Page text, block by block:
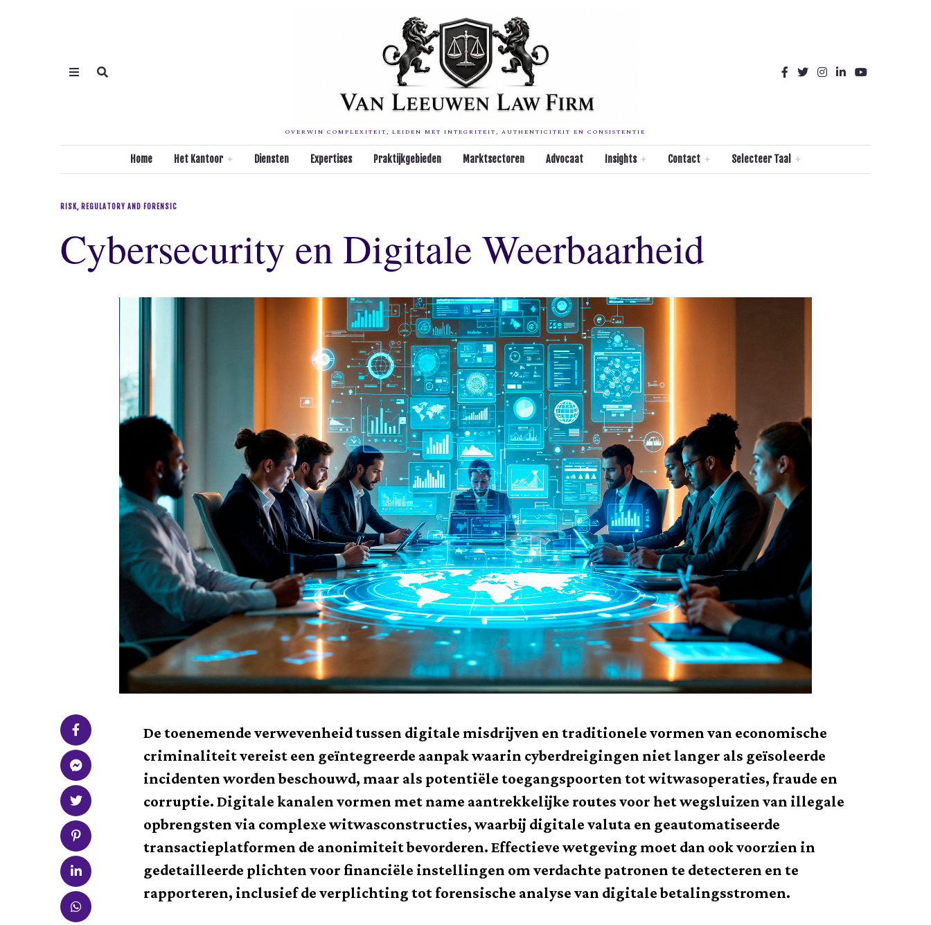
OVERWIN COMPLEXITEIT, LEIDEN MET INTEGRITEIT, AUTHENTICITEIT EN CONSISTENTIE
Home Het Kantoor Diensten Expertises Praktijkgebieden Marktsectoren Advocaat Insights Contact Selecteer Taal
RISK, REGULATORY AND FORENSIC
Cybersecurity en Digitale Weerbaarheid
De toenemende verwevenheid tussen digitale misdrijven en traditionele vormen van economische
criminaliteit vereist een geïntegreerde aanpak waarin cyberdreigingen niet langer als geïsoleerde
incidenten worden beschouwd, maar als potentiële toegangspoorten tot witwasoperaties, fraude en
corruptie. Digitale kanalen vormen met name aantrekkelijke routes voor het wegsluizen van illegale
opbrengsten via complexe witwasconstructies, waarbij digitale valuta en geautomatiseerde
transactieplatformen de anonimiteit bevorderen. Effectieve wetgeving moet dan ook voorzien in
gedetailleerde plichten voor financiële instellingen om verdachte patronen te detecteren en te
rapporteren, inclusief de verplichting tot forensische analyse van digitale betalingsstromen.